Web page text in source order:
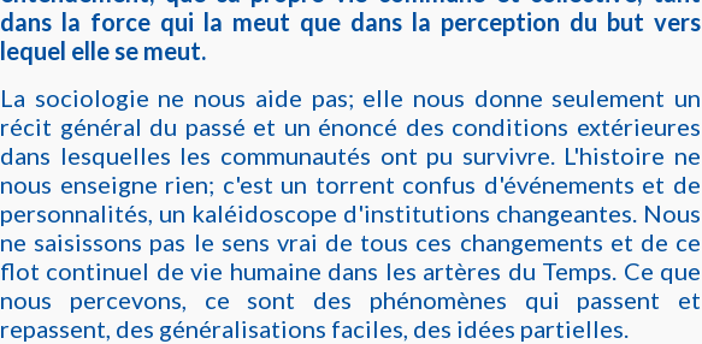
dans la force qui la meut que dans la perception du but vers
lequel elle se meut.
La sociologie ne nous aide pas; elle nous donne seulement un
récit général du passé et un énoncé des conditions extérieures
dans lesquelles les communautés ont pu survivre. L'histoire ne
nous enseigne rien; c'est un torrent confus d'événements et de
personnalités, un kaléidoscope d'institutions changeantes. Nous
ne saisissons pas le sens vrai de tous ces changements et de ce
flot continuel de vie humaine dans les artères du Temps. Ce que
nous percevons, ce sont des phénomènes qui passent et
repassent, des généralisations faciles, des idées partielles.